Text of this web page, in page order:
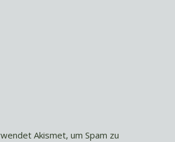
Akismet, um Spam zu